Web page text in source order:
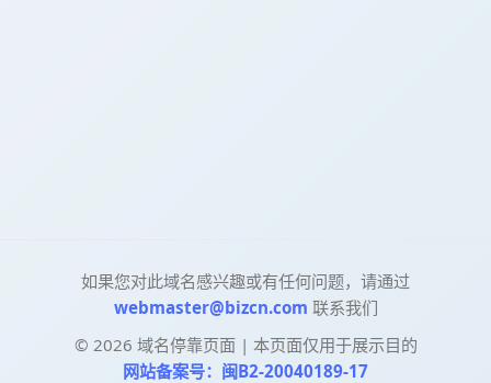
如果您对此域名感兴趣或有任何问题，请通过
webmaster@bizcn.com 联系我们
© 2026 域名停靠页面 | 本页面仅用于展示目的
网站备案号：闽B2-20040189-17